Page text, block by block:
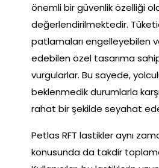
önemli bir güvenlik özelliği
değerlendirilmektedir.
patlamaları engelleyebilen
edebilen özel tasarıma
vurgularlar. Bu sayede,
beklenmedik durumlarla
rahat bir şekilde seyahat
Petlas RFT lastikler aynı
konusunda da takdir